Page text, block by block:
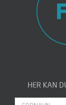
HER KAN